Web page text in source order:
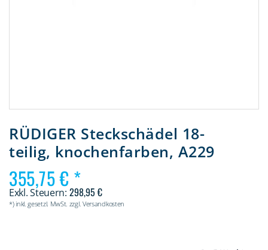
Anfang
der
Bildergalerie
springen
RÜDIGER Steckschädel 18-
teilig, knochenfarben, A229
355,75 €
298,95 €
*) inkl. gesetzl. MwSt. zzgl. Versandkosten